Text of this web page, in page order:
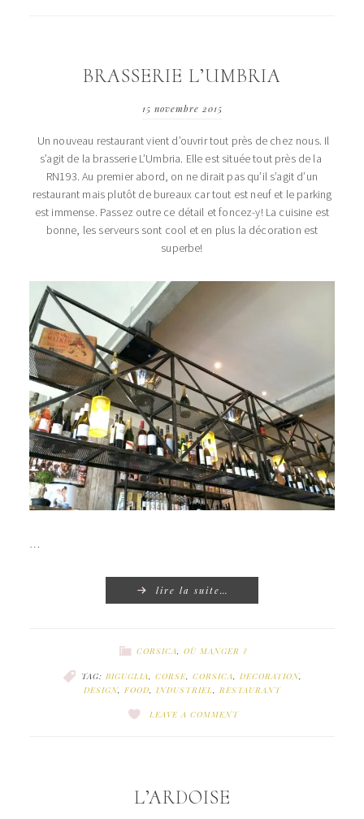
BRASSERIE L’UMBRIA
15 novembre 2015
Un nouveau restaurant vient d’ouvrir tout près de chez nous. Il
s’agit de la brasserie L’Umbria. Elle est située tout près de la
RN193. Au premier abord, on ne dirait pas qu’il s’agit d’un
restaurant mais plutôt de bureaux car tout est neuf et le parking
est immense. Passez outre ce détail et foncez-y! La cuisine est
bonne, les serveurs sont cool et en plus la décoration est
superbe!
…
lire la suite…
CORSICA OÙ MANGER ?
TAG: BIGUGLIA CORSE, CORSICA DECORATION,
DESIGN, FOOD INDUSTRIEL RESTAURANT
LEAVE A COMMENT
L’ARDOISE